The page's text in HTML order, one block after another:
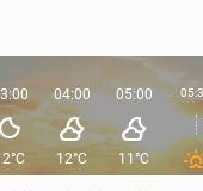
04:00
12°C
05:00
11°C